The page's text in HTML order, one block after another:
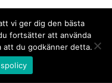
vi ger dig den bästa
fortsätter att använda
att du godkänner detta.